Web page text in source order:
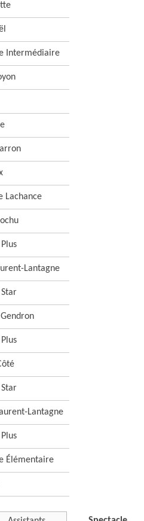
Intermédiaire
Lachance
Lantagne
Lantagne
Élémentaire